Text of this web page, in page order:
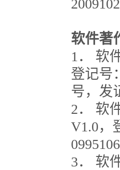
软件著
1． 软
登记号
号，发
2． 软
V1.0，
3． 软